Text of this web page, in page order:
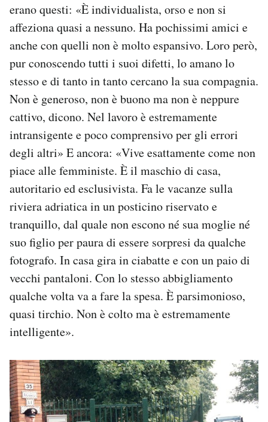
erano questi: «È individualista, orso e non si
affeziona quasi a nessuno. Ha pochissimi amici e
anche con quelli non è molto espansivo. Loro però,
pur conoscendo tutti i suoi difetti, lo amano lo
stesso e di tanto in tanto cercano la sua compagnia.
Non è generoso, non è buono ma non è neppure
cattivo, dicono. Nel lavoro è estremamente
intransigente e poco comprensivo per gli errori
degli altri» E ancora: «Vive esattamente come non
piace alle femministe. È il maschio di casa,
autoritario ed esclusivista. Fa le vacanze sulla
riviera adriatica in un posticino riservato e
tranquillo, dal quale non escono né sua moglie né
suo figlio per paura di essere sorpresi da qualche
fotografo. In casa gira in ciabatte e con un paio di
vecchi pantaloni. Con lo stesso abbigliamento
qualche volta va a fare la spesa. È parsimonioso,
quasi tirchio. Non è colto ma è estremamente
intelligente».